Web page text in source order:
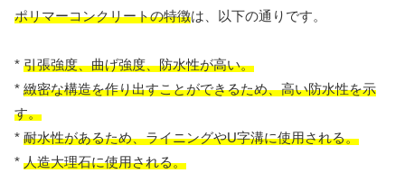
ポリマーコンクリートの特徴は、以下の通りです。
* 引張強度、曲げ強度、防水性が高い。
* 緻密な構造を作り出すことができるため、高い防水性を示
す。
* 耐水性があるため、ライニングやU字溝に使用される。
* 人造大理石に使用される。